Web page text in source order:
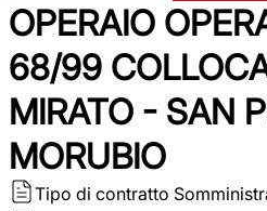
OPERAIO
68/99
MIRATO - SAN
MORUBIO
Tipo di contratto